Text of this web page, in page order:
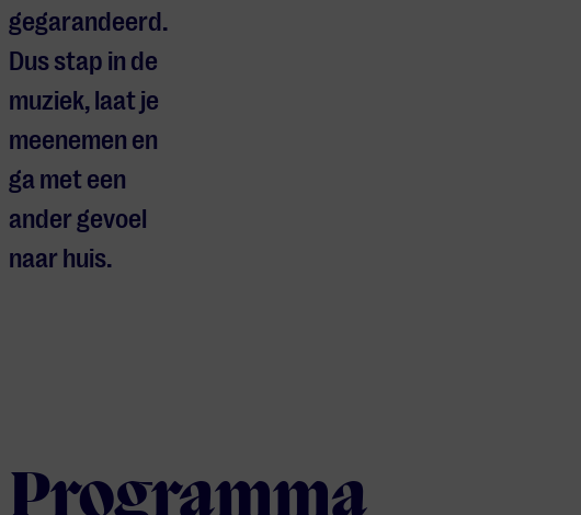
gegarandeerd.
Dus stap in de
muziek, laat je
meenemen en
ga met een
ander gevoel
naar huis.
Programma